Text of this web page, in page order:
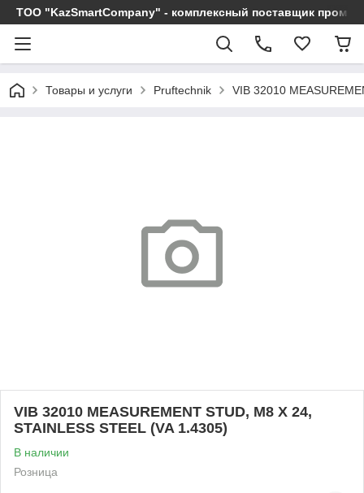
ТОО "KazSmartCompany" - комплексный поставщик
Товары и услуги Pruftechnik VIB 32010
VIB 32010 MEASUREMENT STUD, M8 X 24,
STAINLESS STEEL (VA 1.4305)
В наличии
Розница